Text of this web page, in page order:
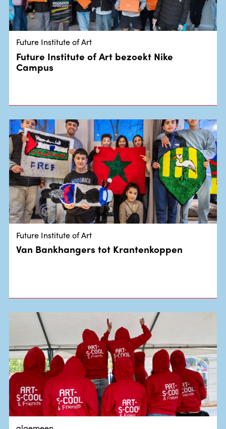
Future Institute of Art
Future Institute of Art bezoekt Nike
Campus
Future Institute of Art
Van Bankhangers tot Krantenkoppen